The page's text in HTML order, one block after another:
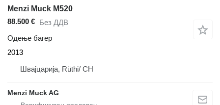
Menzi Muck M520
88.500 € Без ДДВ
Одење багер
2013
Швајцарија, Rüthi/ CH
Menzi Muck AG